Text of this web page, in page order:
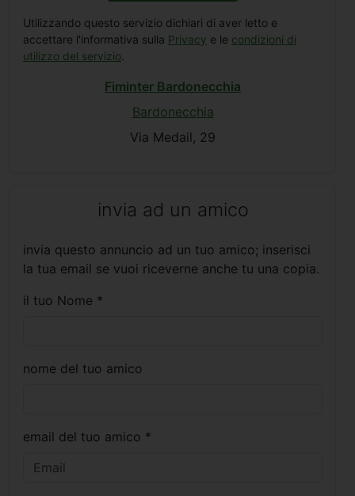
Utilizzando questo servizio dichiari di aver letto e
accettare l'informativa sulla Privacy e le condizioni di
utilizzo del servizio
Fiminter Bardonecchia
Bardonecchia
Via Medail, 29
invia ad un amico
invia questo annuncio ad un tuo amico; inserisci
la tua email se vuoi riceverne anche tu una copia.
il tuo Nome *
nome del tuo amico
email del tuo amico *